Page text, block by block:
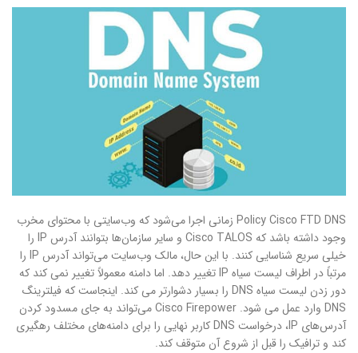
Policy Cisco FTD DNS زمانی اجرا می‌شود که وب‌سایتی با محتوای مخرب
وجود داشته باشد که Cisco TALOS و سایر سازمان‌ها بتوانند آدرس IP را
خیلی سریع شناسایی کنند. با این حال، مالک وب‌سایت می‌تواند آدرس IP را
مرتباً در اطراف لیست سیاه IP تغییر دهد. اما دامنه معمولاً تغییر نمی کند که
دور زدن لیست سیاه DNS را بسیار دشوارتر می کند. اینجاست که فیلترینگ
DNS وارد عمل می شود. Cisco Firepower می‌تواند به جای مسدود کردن
آدرس‌های IP، درخواست DNS کاربر نهایی را برای دامنه‌های مختلف رهگیری
کند و ترافیک را قبل از شروع آن متوقف کند.